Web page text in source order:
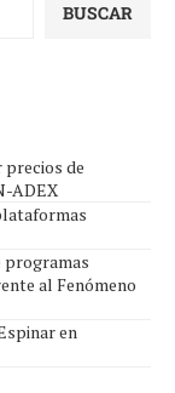
BUSCAR
de
ADEX
programas
al Fenómeno
en